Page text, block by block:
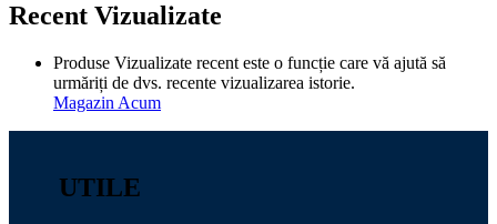
Recent Vizualizate
Produse Vizualizate recent este o funcție care vă ajută să
urmăriți de dvs. recente vizualizarea istorie.
Magazin Acum
UTILE